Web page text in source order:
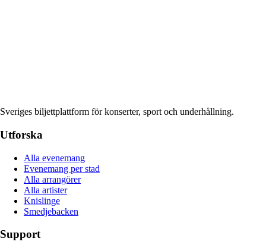
Sveriges biljettplattform för konserter, sport och underhållning.
Utforska
Alla evenemang
Evenemang per stad
Alla arrangörer
Alla artister
Knislinge
Smedjebacken
Support